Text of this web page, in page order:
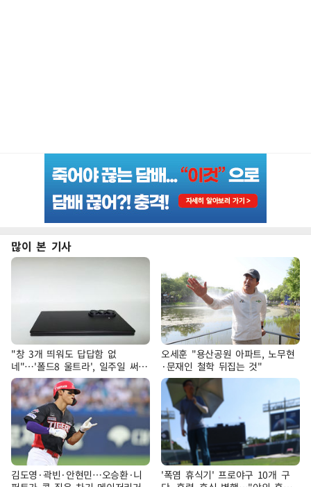
많이 본 기사
"창 3개 띄워도 답답함 없
네"…'폴드8 울트라', 일주일 써보
니
오세훈 "용산공원 아파트, 노무현
·문재인 철학 뒤집는 것"
김도영·곽빈·안현민…오승환·니
'폭염 휴식기' 프로야구 10개 구